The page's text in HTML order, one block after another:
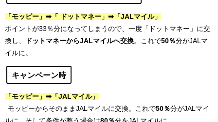
「モッピー」➡「 ドットマネー」➡「JALマイル」
ポイントが33％分になってしまうので、一度「ドットマネー」に交
換し、
ドットマネーからJALマイルへ交換。これで50％分がJALマ
イルに。
キャンペーン時
「モッピー」➡「JALマイル」
モッピーからそのままJALマイルに交換。これで50％分がJALマイ
ルに。そして条件が整う場合は80％分をJALマイルに。